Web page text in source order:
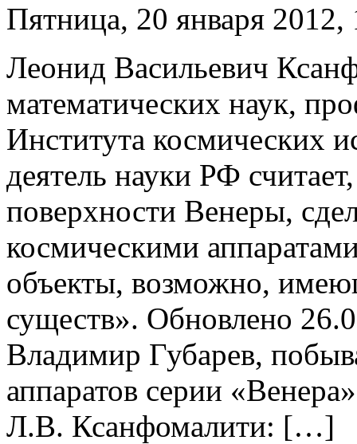
Пятница, 20 января 2012,
Леонид Васильевич
математических наук,
Института космических
деятель науки РФ
поверхности Венеры,
космическими
объекты, возможно,
существ». Обновлено
Владимир Губарев,
аппаратов серии
Л.В. Ксанфомалити: […]